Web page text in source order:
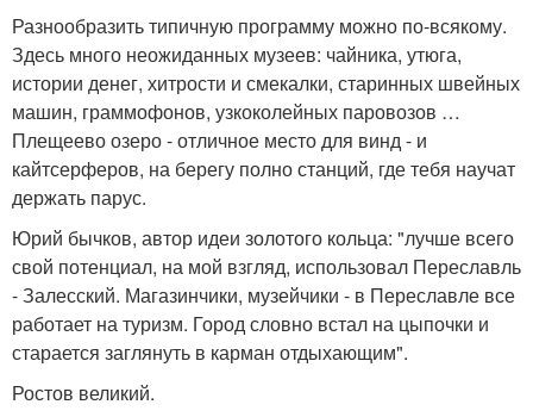
Разнообразить типичную программу можно по-всякому.
Здесь много неожиданных музеев: чайника, утюга,
истории денег, хитрости и смекалки, старинных швейных
машин, граммофонов, узкоколейных паровозов …
Плещеево озеро - отличное место для винд - и
кайтсерферов, на берегу полно станций, где тебя научат
держать парус.
Юрий бычков, автор идеи золотого кольца: "лучше всего
свой потенциал, на мой взгляд, использовал Переславль
- Залесский. Магазинчики, музейчики - в Переславле все
работает на туризм. Город словно встал на цыпочки и
старается заглянуть в карман отдыхающим".
Ростов великий.